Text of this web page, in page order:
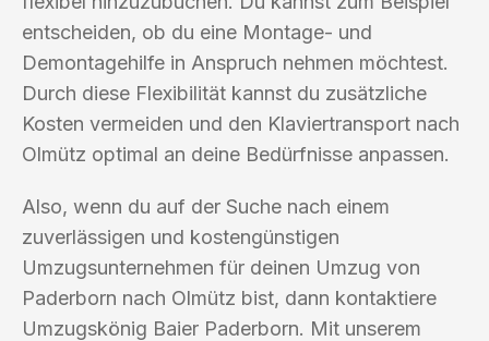
entscheiden, ob du eine Montage- und
Demontagehilfe in Anspruch nehmen möchtest.
Durch diese Flexibilität kannst du zusätzliche
Kosten vermeiden und den Klaviertransport nach
Olmütz optimal an deine Bedürfnisse anpassen.
Also, wenn du auf der Suche nach einem
zuverlässigen und kostengünstigen
Umzugsunternehmen für deinen Umzug von
Paderborn nach Olmütz bist, dann kontaktiere
Umzugskönig Baier Paderborn. Mit unserem